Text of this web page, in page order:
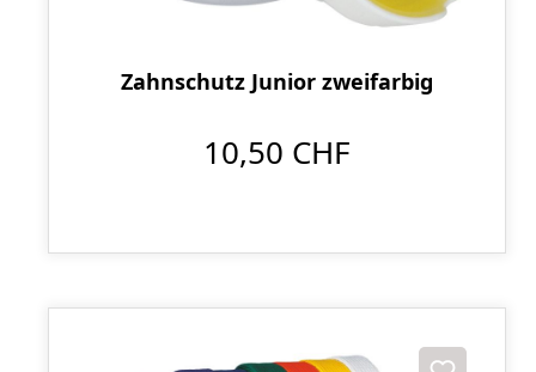
Zahnschutz Junior zweifarbig
10,50 CHF